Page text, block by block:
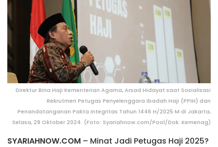
Direktur Bina Haji Kementerian Agama, Arsad Hidayat saat Sosialisasi
Rekrutmen Petugas Penyelenggara Ibadah Haji (PPIH) dan
Penandatanganan Pakta Integritas Tahun 1446 H/2025 M di Jakarta,
Selasa, 29 Oktober 2024. (Foto: Syariahnow.com/Pool/Dok. Kemenag)
SYARIAHNOW.COM – Minat Jadi Petugas Haji 2025?